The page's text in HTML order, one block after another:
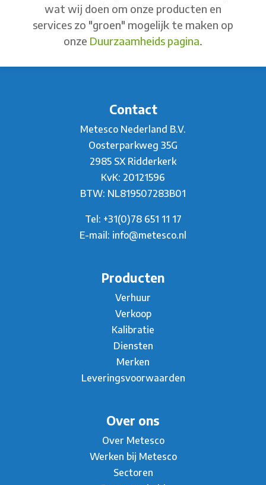
wat wij doen om onze producten en
services zo "groen" mogelijk te maken op
onze Duurzaamheids pagina.
Contact
Metesco Nederland B.V.
Oosterparkweg 35G
2985 SX Ridderkerk
KvK: 20121596
BTW: NL819507283B01
Tel: +31(0)78 651 11 17
E-mail: info@metesco.nl
Producten
Verhuur
Verkoop
Kalibratie
Diensten
Merken
Leveringsvoorwaarden
Over ons
Over Metesco
Werken bij Metesco
Sectoren